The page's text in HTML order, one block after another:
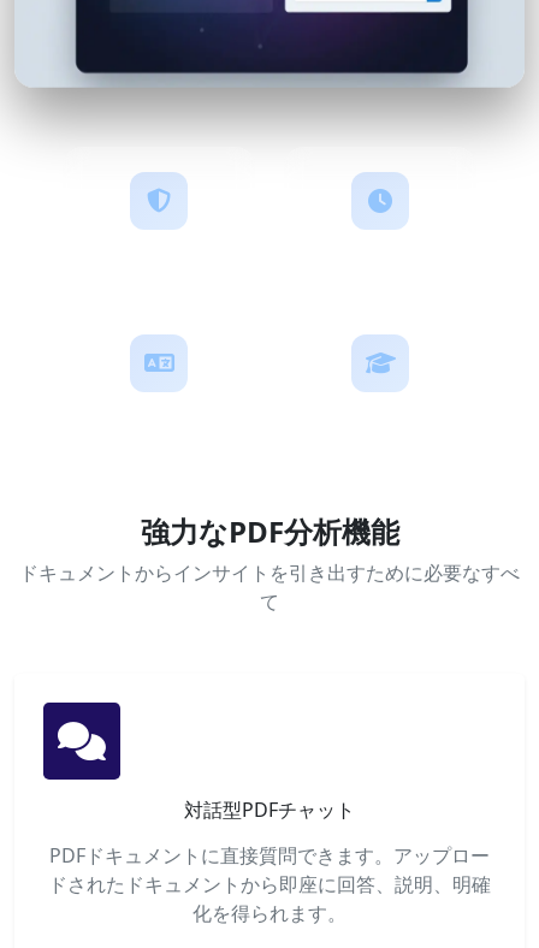
強力なPDF分析機能
ドキュメントからインサイトを引き出すために必要なすべ
て
対話型PDFチャット
PDFドキュメントに直接質問できます。アップロー
ドされたドキュメントから即座に回答、説明、明確
化を得られます。